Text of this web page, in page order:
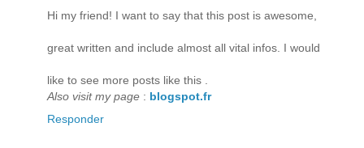
Hi my friend! I want to say that this post is awesome,
great written and include almost all vital infos. I would
like to see more posts like this .
Also visit my page : blogspot.fr
Responder